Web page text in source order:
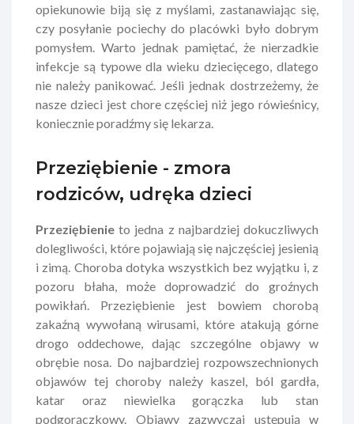
opiekunowie biją się z myślami, zastanawiając się,
czy posyłanie pociechy do placówki było dobrym
pomysłem. Warto jednak pamiętać, że nierzadkie
infekcje są typowe dla wieku dziecięcego, dlatego
nie należy panikować. Jeśli jednak dostrzeżemy, że
nasze dzieci jest chore częściej niż jego rówieśnicy,
koniecznie poradźmy się lekarza.
Przeziębienie - zmora
rodziców, udręka dzieci
Przeziębienie to jedna z najbardziej dokuczliwych
dolegliwości, które pojawiają się najczęściej jesienią
i zimą. Choroba dotyka wszystkich bez wyjątku i, z
pozoru błaha, może doprowadzić do groźnych
powikłań. Przeziębienie jest bowiem chorobą
zakaźną wywołaną wirusami, które atakują górne
drogo oddechowe, dając szczególne objawy w
obrębie nosa. Do najbardziej rozpowszechnionych
objawów tej choroby należy kaszel, ból gardła,
katar oraz niewielka gorączka lub stan
podgorączkowy. Objawy zazwyczaj ustępują w